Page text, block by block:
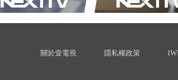
關於壹電視 隱私權政策